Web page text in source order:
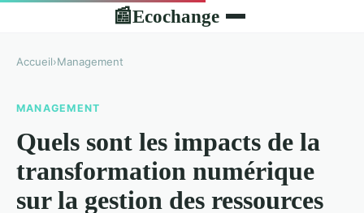
📰Ecochange
Accueil›Management
MANAGEMENT
Quels sont les impacts de la
transformation numérique
sur la gestion des ressources